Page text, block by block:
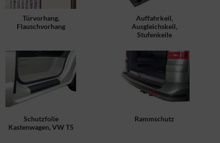
Türvorhang,
Flauschvorhang
Auffahrkeil,
Ausgleichskeil,
Stufenkeile
Schutzfolie
Kastenwagen, VW T5
Rammschutz